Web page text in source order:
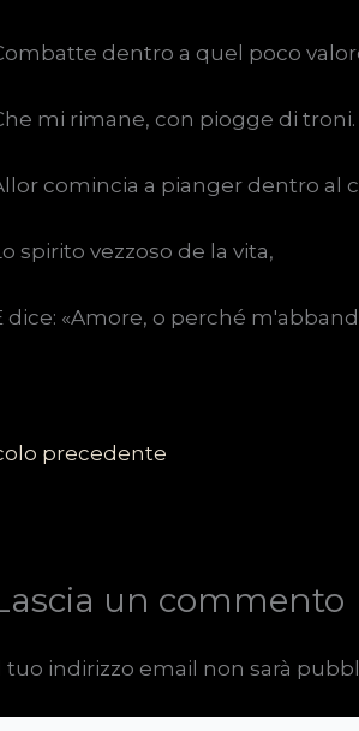
dentro a quel poco
mi rimane, con piogge di troni.
comincia a pianger dentro al
spirito vezzoso de la vita,
dice: «Amore, o perché
precedente
un commento
tuo indirizzo email non sarà